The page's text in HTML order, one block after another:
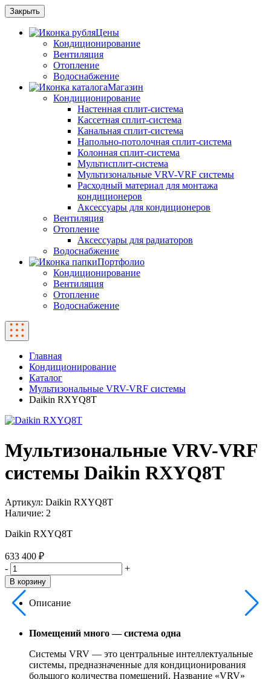
Закрыть
Цены
Кондиционирование
Вентиляция
Отопление
Водоснабжение
Магазин
Кондиционирование
Настенная сплит-система
Кассетная сплит-система
Канальная сплит-система
Напольно-потолочная сплит-система
Колонная сплит-система
Мультисплит-система
Мультизональные VRV-VRF системы
Расходный материал для монтажа
кондиционеров
Аксессуары для кондиционеров
Вентиляция
Отопление
Аксессуары для радиаторов
Водоснабжение
Портфолио
Кондиционирование
Вентиляция
Отопление
Водоснабжение
Главная
Кондиционирование
Каталог
Мультизональные VRV-VRF системы
Daikin RXYQ8T
Мультизональные VRV-VRF
системы Daikin RXYQ8T
Артикул: Daikin RXYQ8T
Наличие: 2
Daikin RXYQ8T
633 400 ₽
-
+
В корзину
Описание
Помещений много — система одна
Системы VRV — это центральные интеллектуальные
системы, предназначенные для кондиционирования
большого количества помещений. Название «VRV»